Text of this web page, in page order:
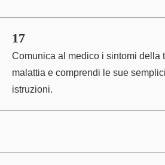
17
Comunica al medico i sintomi della
malattia e comprendi le sue
istruzioni.